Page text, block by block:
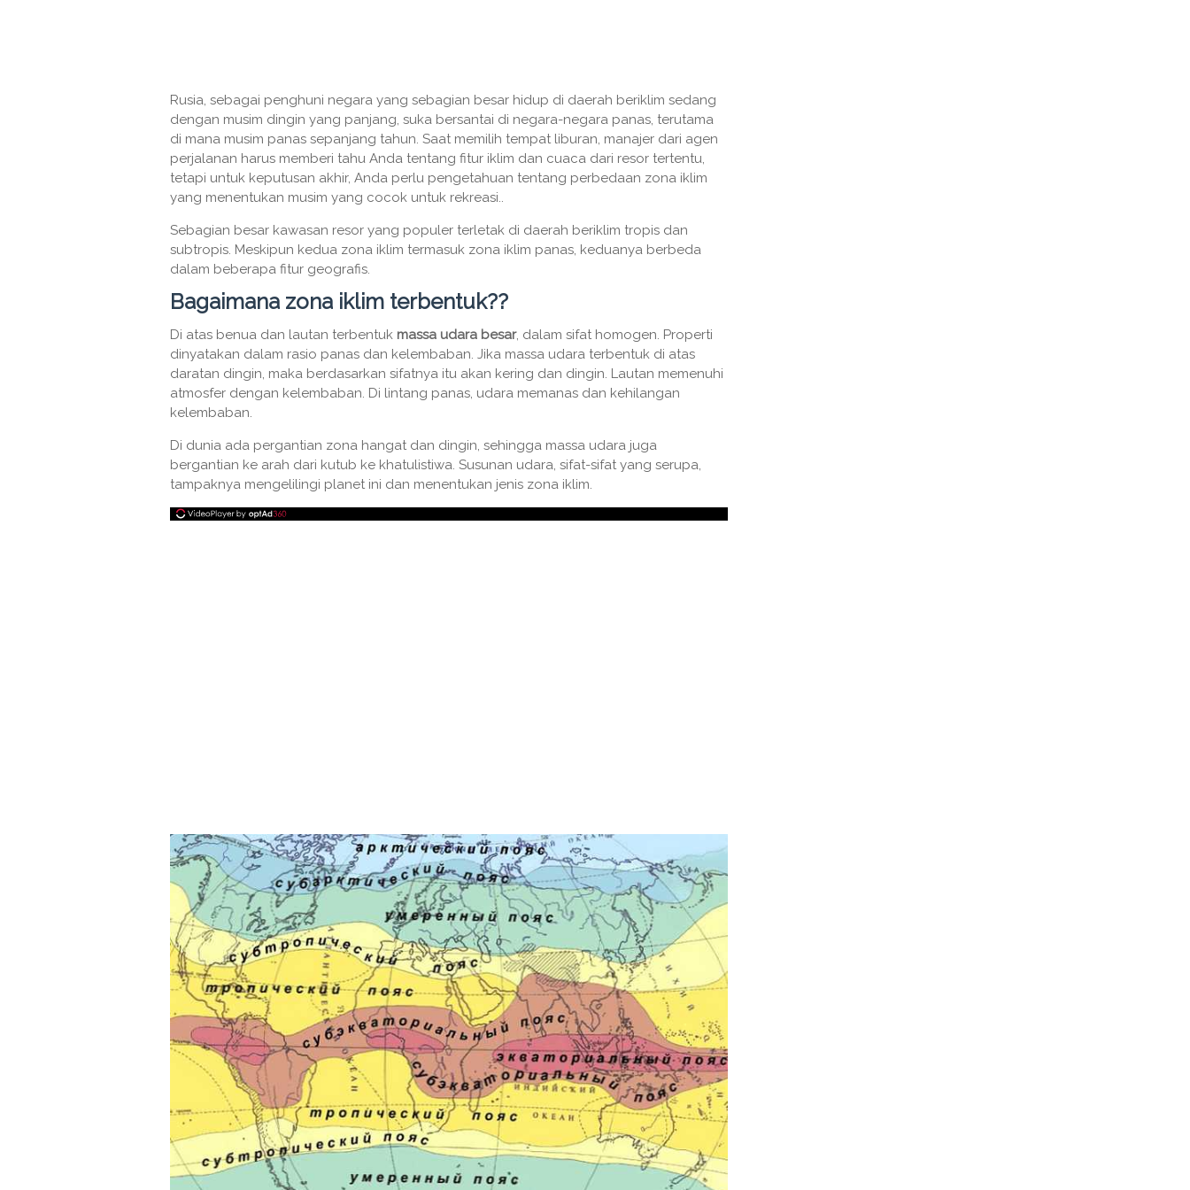
Rusia, sebagai penghuni negara yang sebagian besar hidup di daerah beriklim sedang
dengan musim dingin yang panjang, suka bersantai di negara-negara panas, terutama
di mana musim panas sepanjang tahun. Saat memilih tempat liburan, manajer dari agen
perjalanan harus memberi tahu Anda tentang fitur iklim dan cuaca dari resor tertentu,
tetapi untuk keputusan akhir, Anda perlu pengetahuan tentang perbedaan zona iklim
yang menentukan musim yang cocok untuk rekreasi..
Sebagian besar kawasan resor yang populer terletak di daerah beriklim tropis dan
subtropis. Meskipun kedua zona iklim termasuk zona iklim panas, keduanya berbeda
dalam beberapa fitur geografis.
Bagaimana zona iklim terbentuk??
Di atas benua dan lautan terbentuk massa udara besar, dalam sifat homogen. Properti
dinyatakan dalam rasio panas dan kelembaban. Jika massa udara terbentuk di atas
daratan dingin, maka berdasarkan sifatnya itu akan kering dan dingin. Lautan memenuhi
atmosfer dengan kelembaban. Di lintang panas, udara memanas dan kehilangan
kelembaban.
Di dunia ada pergantian zona hangat dan dingin, sehingga massa udara juga
bergantian ke arah dari kutub ke khatulistiwa. Susunan udara, sifat-sifat yang serupa,
tampaknya mengelilingi planet ini dan menentukan jenis zona iklim.